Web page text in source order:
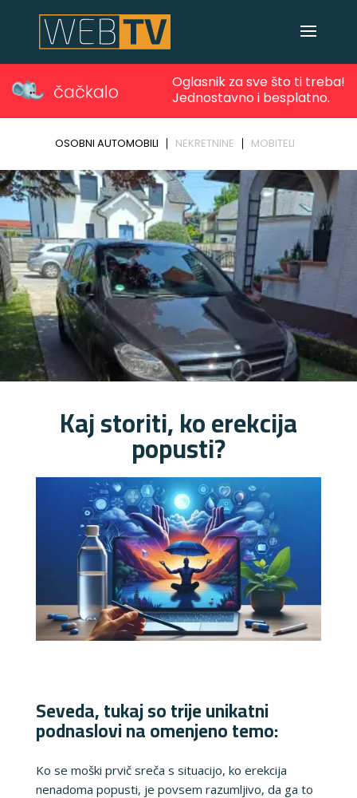
Kaj storiti, ko erekcija
popusti?
Seveda, tukaj so trije unikatni
podnaslovi na omenjeno temo:
Ko se moški prvič sreča s situacijo, ko erekcija
nenadoma popusti, je povsem razumljivo, da ga to